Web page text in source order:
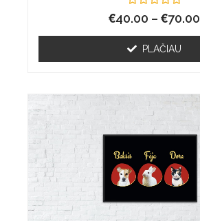
Įvertinimas:
0
€40.00 – €70.00
PLAČIAU